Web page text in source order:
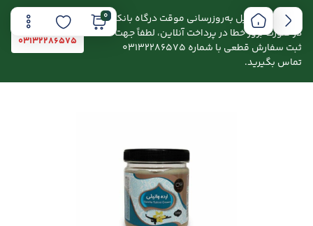
اطلاعیه: به دلیل به‌روزرسانی موقت درگاه بانکی،
در صورت بروز خطا در پرداخت آنلاین، لطفاً جهت
ثبت سفارش قطعی با شماره 03132286575
تماس بگیرید.
03132286575
0